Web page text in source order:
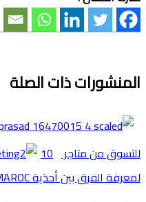
المنشورات ذات الصلة
للتسوق من متاجر ZARA MAROC
لمعرفة الفرق بين أحذية NIKE MAROC اﻷصلية و المقلدة